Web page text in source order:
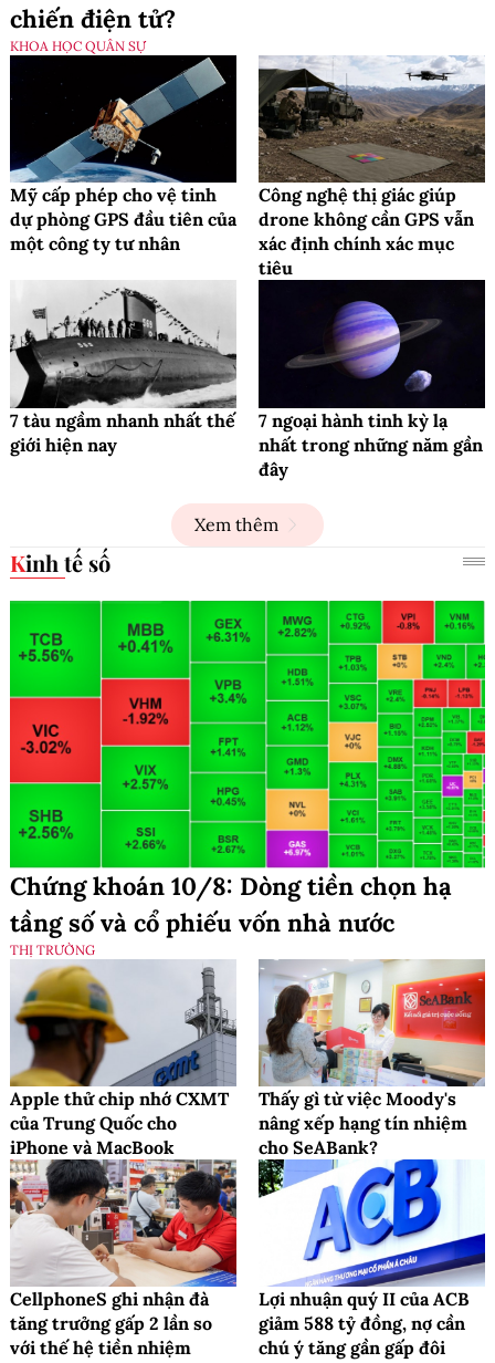
chiến điện tử?
KHOA HỌC QUÂN SỰ
Mỹ cấp phép cho vệ tinh
dự phòng GPS đầu tiên của
một công ty tư nhân
Công nghệ thị giác giúp
drone không cần GPS vẫn
xác định chính xác mục
tiêu
7 tàu ngầm nhanh nhất thế
giới hiện nay
7 ngoại hành tinh kỳ lạ
nhất trong những năm gần
đây
Xem thêm
Kinh tế số
Chứng khoán 10/8: Dòng tiền chọn hạ
tầng số và cổ phiếu vốn nhà nước
THỊ TRƯỜNG
Apple thử chip nhớ CXMT
của Trung Quốc cho
iPhone và MacBook
Thấy gì từ việc Moody's
nâng xếp hạng tín nhiệm
cho SeABank?
CellphoneS ghi nhận đà
tăng trưởng gấp 2 lần so
với thế hệ tiền nhiệm
Lợi nhuận quý II của ACB
giảm 588 tỷ đồng, nợ cần
chú ý tăng gần gấp đôi